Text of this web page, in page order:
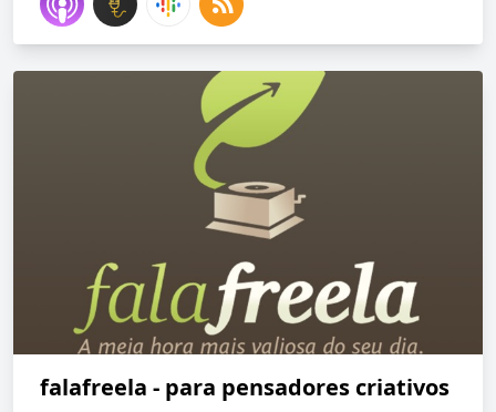
falafreela - para pensadores criativos